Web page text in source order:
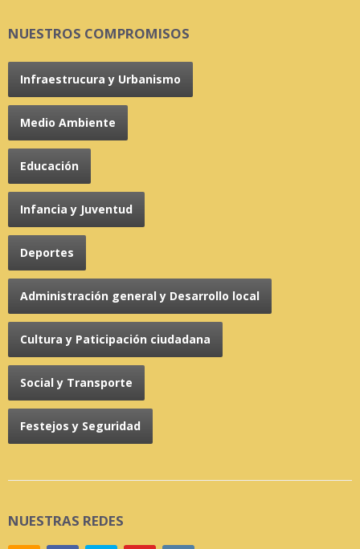
NUESTROS COMPROMISOS
Infraestrucura y Urbanismo
Medio Ambiente
Educación
Infancia y Juventud
Deportes
Administración general y Desarrollo local
Cultura y Paticipación ciudadana
Social y Transporte
Festejos y Seguridad
NUESTRAS REDES